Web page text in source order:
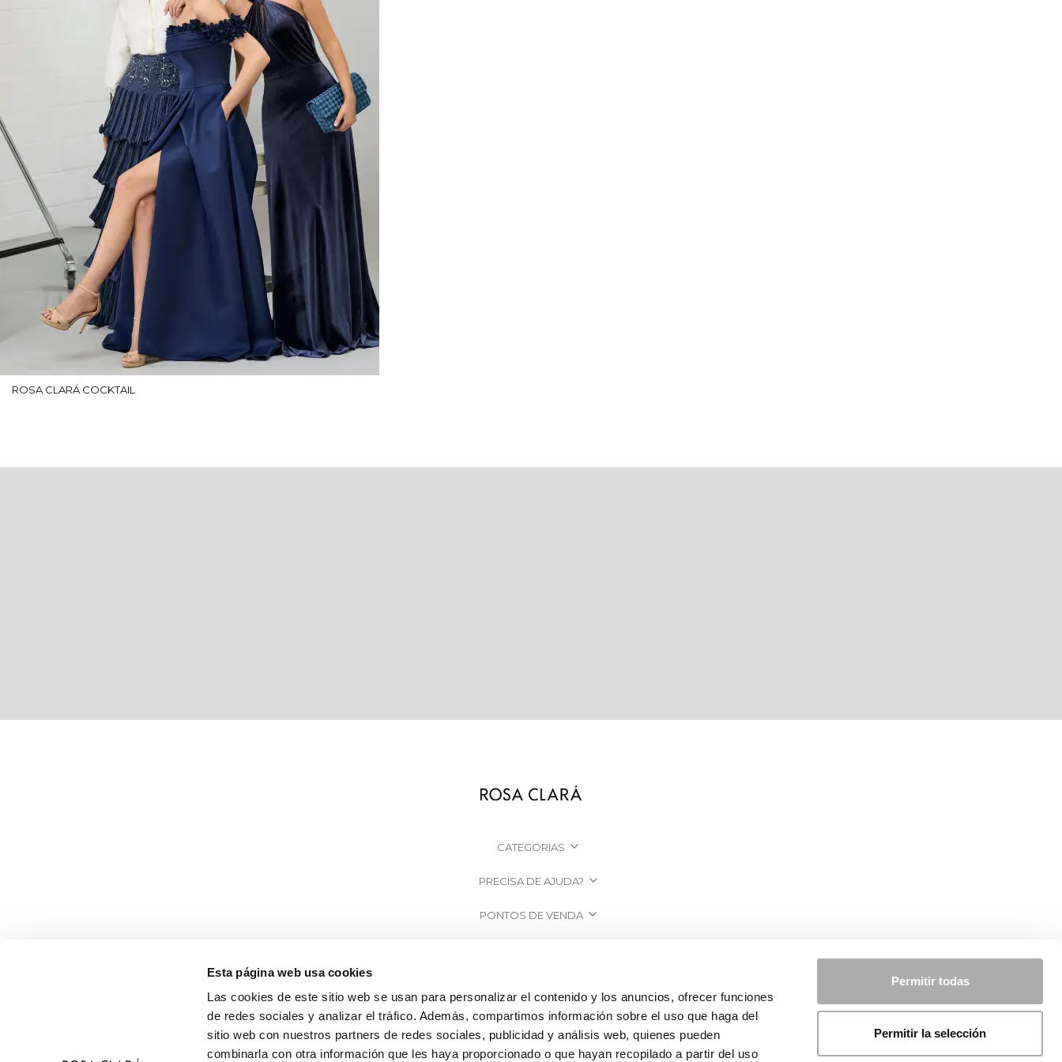
Esta página web usa cookies
Las cookies de este sitio web se usan para personalizar el contenido y los anuncios, ofrecer funciones
de redes sociales y analizar el tráfico. Además, compartimos información sobre el uso que haga del
sitio web con nuestros partners de redes sociales, publicidad y análisis web, quienes pueden
combinarla con otra información que les haya proporcionado o que hayan recopilado a partir del uso
Permitir todas
Permitir la selección
ROSA CLARÁ COCKTAIL
CATEGORIAS
PRECISA DE AJUDA?
PONTOS DE VENDA